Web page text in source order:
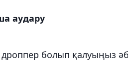
аудару
дроппер болып қалуыңыз